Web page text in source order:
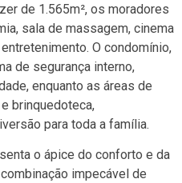
de 1.565m², os moradores
sala de massagem, cinema
O condomínio,
de segurança interno,
enquanto as áreas de
brinquedoteca,
para toda a família.
o ápice do conforto e da
impecável de